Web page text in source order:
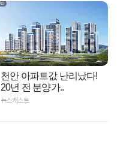
천안 아파트값 난리났다!
20년 전 분양가..
뉴스캐스트